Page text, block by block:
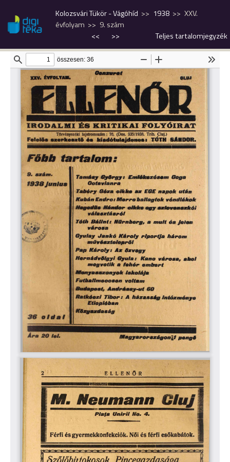
Kolozsvári Tükör - Vágóhíd 1938
XXV.
évfolyam
9. szám
<<
>> Teljes tartalomjegyzék